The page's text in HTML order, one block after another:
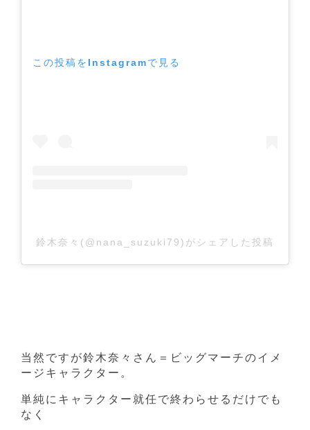
この投稿をInstagramで見る
鈴木奈々(@nana_suzuki79)がシェアした投稿
当然ですが鈴木奈々さん＝ビッグマーチのイメ
ージキャラクター。
単純にキャラクター就任で終わらせるだけでも
なく